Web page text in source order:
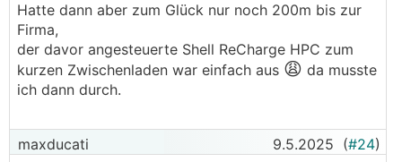
Hatte dann aber zum Glück nur noch 200m bis zur
Firma,
der davor angesteuerte Shell ReCharge HPC zum
kurzen Zwischenladen war einfach aus 😩 da musste
ich dann durch.
maxducati 9.5.2025 (#24)